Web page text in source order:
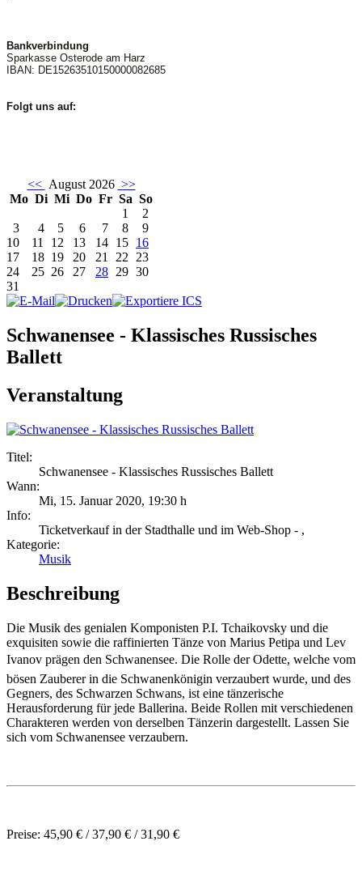
Bankverbindung
Sparkasse Osterode am Harz
IBAN: DE15263510150000082685
Folgt uns auf:
<< August 2026 >>
Mo Di Mi Do Fr Sa So
1
2
3
4 5 6 7 8
9
10
11 12 13 14 15 16
17
18 19 20 21 22 23
24
25 26 27 28 29 30
31
Schwanensee - Klassisches Russisches
Ballett
Veranstaltung
Titel:
Schwanensee - Klassisches Russisches Ballett
Wann:
Mi, 15. Januar 2020, 19:30 h
Info:
Ticketverkauf in der Stadthalle und im Web-Shop - ,
Kategorie:
Musik
Beschreibung
Die Musik des genialen Komponisten P.I. Tchaikovsky und die
exquisiten sowie die raffinierten Tänze von Marius Petipa und Lev
Ivanov prägen den Schwanensee. Die Rolle der Odette, welche vom
bösen Zauberer in die Schwanenkönigin verzaubert wurde, und des
Gegners, des Schwarzen Schwans, ist eine tänzerische
Herausforderung für jede Ballerina. Beide Rollen mit verschiedenen
Charakteren werden von derselben Tänzerin dargestellt. Lassen Sie
sich vom Schwanensee verzaubern.
Preise: 45,90 € / 37,90 € / 31,90 €